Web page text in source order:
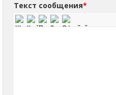
Текст сообщения*